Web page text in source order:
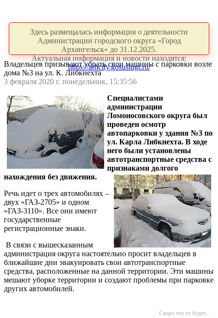
Здесь размещалась информация о деятельности
Администрации городского округа «Город
Архангельск» до 31.12.2025.
Актуальная информация и новости находятся:
https://arhcity.gosuslugi.ru/
Владельцев призывают убрать свои машины с парковки возле
дома №3 на ул. К. Либкнехта
3 февраля 2020 г. понедельник, 15:35:56
Специалистами
администрации
Ломоносовского округа был
проведен осмотр
автопарковки у здания №3 по
ул. Карла Либкнехта. В ходе
него были установлены
автотранспортные средства с
признаками долгого
нахождения без движения.
Речь идет о трех автомобилях –
двух «ГАЗ-2705» и одном
«ГАЗ-3110». Все они имеют
государственные
регистрационные знаки.
В связи с вышесказанным
администрация округа настоятельно просит владельцев в
ближайшие дни эвакуировать свои автотранспортные
средства, расположенные на данной территории. Эти машины
мешают уборке территории и создают проблемы при парковке
других автомобилей.
Скоро что то будет...